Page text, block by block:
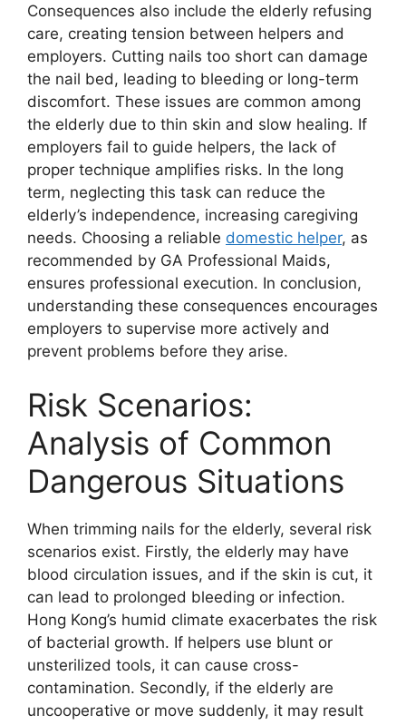
Consequences also include the elderly refusing
care, creating tension between helpers and
employers. Cutting nails too short can damage
the nail bed, leading to bleeding or long-term
discomfort. These issues are common among
the elderly due to thin skin and slow healing. If
employers fail to guide helpers, the lack of
proper technique amplifies risks. In the long
term, neglecting this task can reduce the
elderly’s independence, increasing caregiving
needs. Choosing a reliable domestic helper, as
recommended by GA Professional Maids,
ensures professional execution. In conclusion,
understanding these consequences encourages
employers to supervise more actively and
prevent problems before they arise.
Risk Scenarios:
Analysis of Common
Dangerous Situations
When trimming nails for the elderly, several risk
scenarios exist. Firstly, the elderly may have
blood circulation issues, and if the skin is cut, it
can lead to prolonged bleeding or infection.
Hong Kong’s humid climate exacerbates the risk
of bacterial growth. If helpers use blunt or
unsterilized tools, it can cause cross-
contamination. Secondly, if the elderly are
uncooperative or move suddenly, it may result